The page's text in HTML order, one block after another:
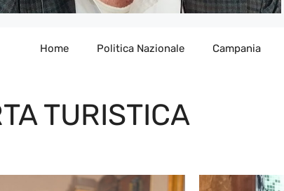
Home Politica Nazionale Campania
TURISTICA